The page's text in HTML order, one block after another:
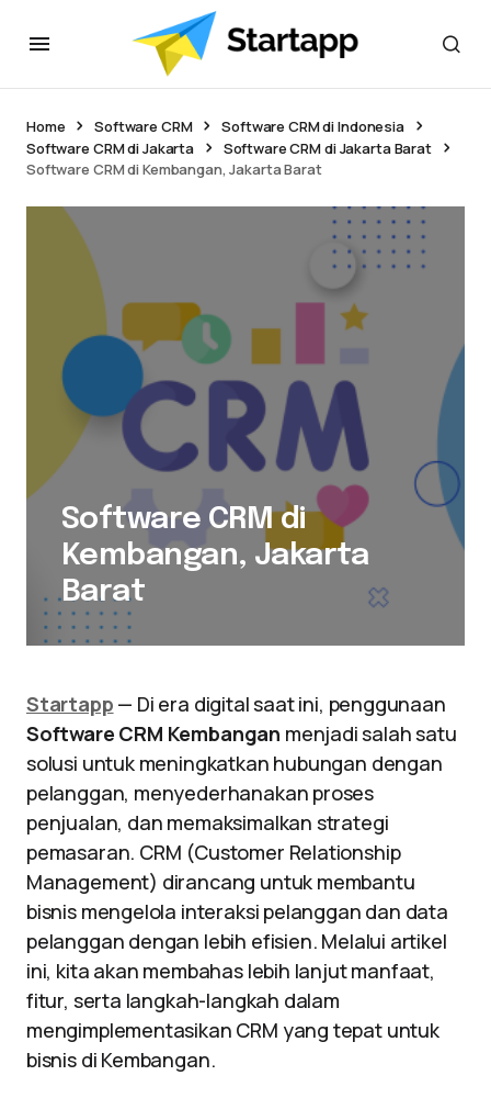
Home Software CRM
Software CRM di Indonesia
Software CRM di Jakarta
Software CRM di Jakarta Barat
Software CRM di Kembangan, Jakarta Barat
Software CRM di
Kembangan, Jakarta
Barat
Startapp — Di era digital saat ini, penggunaan
Software CRM Kembangan menjadi salah satu
solusi untuk meningkatkan hubungan dengan
pelanggan, menyederhanakan proses
penjualan, dan memaksimalkan strategi
pemasaran. CRM (Customer Relationship
Management) dirancang untuk membantu
bisnis mengelola interaksi pelanggan dan data
pelanggan dengan lebih efisien. Melalui artikel
ini, kita akan membahas lebih lanjut manfaat,
fitur, serta langkah-langkah dalam
mengimplementasikan CRM yang tepat untuk
bisnis di Kembangan.